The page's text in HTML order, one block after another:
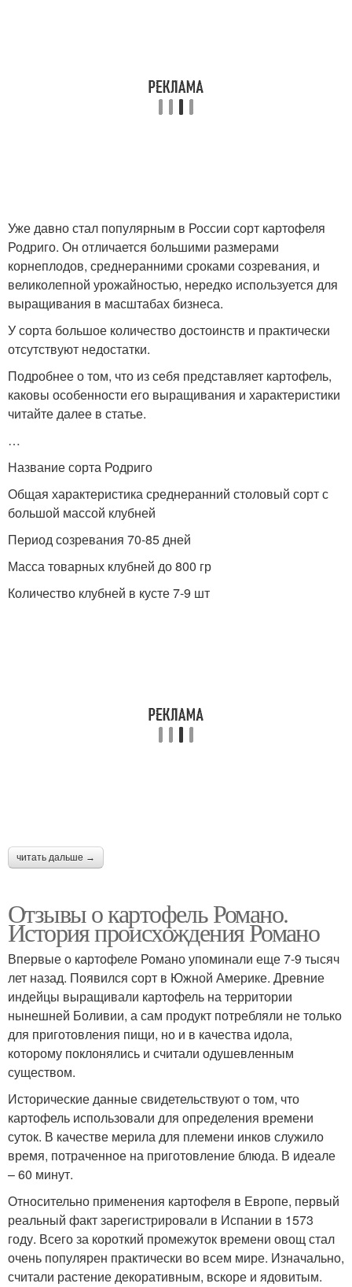
Уже давно стал популярным в России сорт картофеля
Родриго. Он отличается большими размерами
корнеплодов, среднеранними сроками созревания, и
великолепной урожайностью, нередко используется для
выращивания в масштабах бизнеса.
У сорта большое количество достоинств и практически
отсутствуют недостатки.
Подробнее о том, что из себя представляет картофель,
каковы особенности его выращивания и характеристики
читайте далее в статье.
…
Название сорта Родриго
Общая характеристика среднеранний столовый сорт с
большой массой клубней
Период созревания 70-85 дней
Масса товарных клубней до 800 гр
Количество клубней в кусте 7-9 шт
читать дальше →
Отзывы о картофель Романо.
История происхождения Романо
Впервые о картофеле Романо упоминали еще 7-9 тысяч
лет назад. Появился сорт в Южной Америке. Древние
индейцы выращивали картофель на территории
нынешней Боливии, а сам продукт потребляли не только
для приготовления пищи, но и в качества идола,
которому поклонялись и считали одушевленным
существом.
Исторические данные свидетельствуют о том, что
картофель использовали для определения времени
суток. В качестве мерила для племени инков служило
время, потраченное на приготовление блюда. В идеале
– 60 минут.
Относительно применения картофеля в Европе, первый
реальный факт зарегистрировали в Испании в 1573
году. Всего за короткий промежуток времени овощ стал
очень популярен практически во всем мире. Изначально,
считали растение декоративным, вскоре и ядовитым.